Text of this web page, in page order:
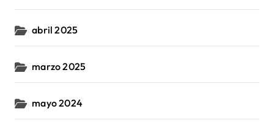
abril 2025
marzo 2025
mayo 2024